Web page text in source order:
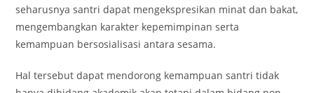
seharusnya santri dapat mengekspresikan minat dan bakat,
mengembangkan karakter kepemimpinan serta
kemampuan bersosialisasi antara sesama.
Hal tersebut dapat mendorong kemampuan santri tidak